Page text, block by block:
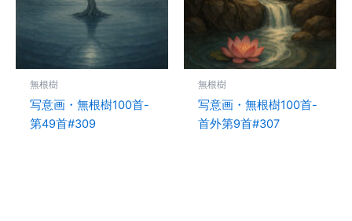
無根樹
写意画・無根樹100首-
第49首#309
無根樹
写意画・無根樹100首-
首外第9首#307